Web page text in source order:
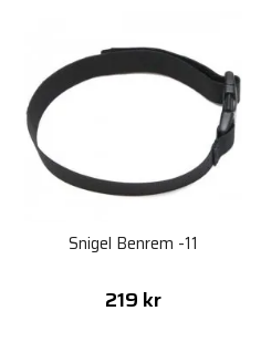
Snigel Benrem -11
219 kr